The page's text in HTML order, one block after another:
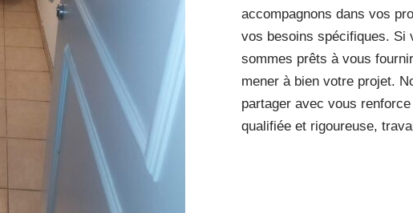
accompagnons dans vos
vos besoins spécifiques. Si
sommes prêts à vous
mener à bien votre projet.
partager avec vous
qualifiée et rigoureuse,